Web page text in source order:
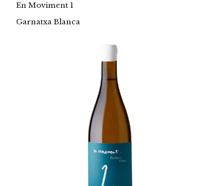
En Moviment 1
Garnatxa Blanca